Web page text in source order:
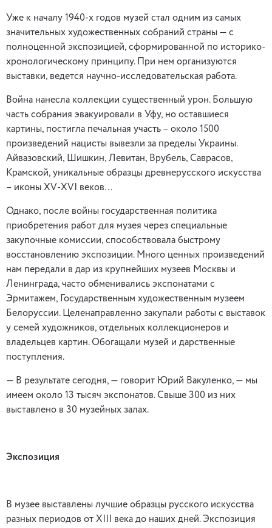
Уже к началу 1940-х годов музей стал одним из самых
значительных художественных собраний страны — с
полноценной экспозицией, сформированной по историко-
хронологическому принципу. При нем организуются
выставки, ведется научно-исследовательская работа.
Война нанесла коллекции существенный урон. Большую
часть собрания эвакуировали в Уфу, но оставшиеся
картины, постигла печальная участь – около 1500
произведений нацисты вывезли за пределы Украины.
Айвазовский, Шишкин, Левитан, Врубель, Саврасов,
Крамской, уникальные образцы древнерусского искусства
– иконы ХV-ХVI веков…
Однако, после войны государственная политика
приобретения работ для музея через специальные
закупочные комиссии, способствовала быстрому
восстановлению экспозиции. Много ценных произведений
нам передали в дар из крупнейших музеев Москвы и
Ленинграда, часто обменивались экспонатами с
Эрмитажем, Государственным художественным музеем
Белоруссии. Целенаправленно закупали работы с выставок
у семей художников, отдельных коллекционеров и
владельцев картин. Обогащали музей и дарственные
поступления.
— В результате сегодня, — говорит Юрий Вакуленко, — мы
имеем около 13 тысяч экспонатов. Свыше 300 из них
выставлено в 30 музейных залах.
Экспозиция
В музее выставлены лучшие образцы русского искусства
разных периодов от XIII века до наших дней. Экспозиция